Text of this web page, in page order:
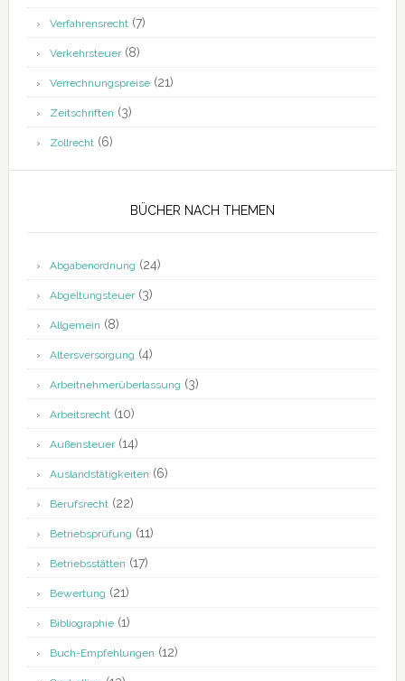
Verfahrensrecht(7)
Verkehrsteuer(8)
Verrechnungspreise(21)
Zeitschriften (3)
Zollrecht(6)
BÜCHER NACH THEMEN
Abgabenordnung (24)
Abgeltungsteuer(3)
Allgemein (8)
Altersversorgung (4)
Arbeitnehmerüberlassung (3)
Arbeitsrecht(10)
Außensteuer(14)
Auslandstätigkeiten (6)
Berufsrecht(22)
Betriebsprüfung (11)
Betriebsstätten (17)
Bewertung (21)
Bibliographie(1)
Buch-Empfehlungen (12)